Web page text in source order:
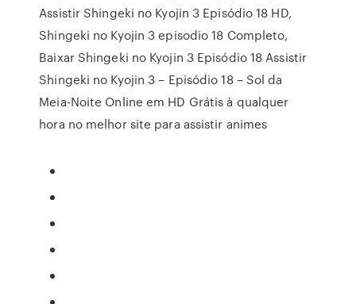
Assistir Shingeki no Kyojin 3 Episódio 18 HD,
Shingeki no Kyojin 3 episodio 18 Completo,
Baixar Shingeki no Kyojin 3 Episódio 18 Assistir
Shingeki no Kyojin 3 – Episódio 18 – Sol da
Meia-Noite Online em HD Grátis à qualquer
hora no melhor site para assistir animes